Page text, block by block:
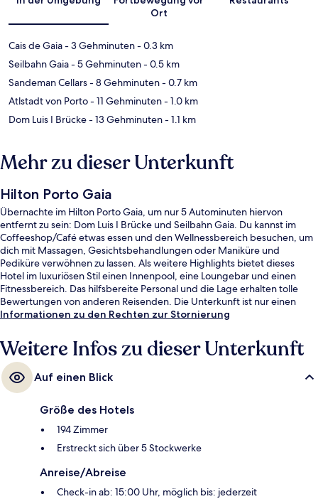
Ort
Cais de Gaia- 3 Gehminuten- 0.3 km
Seilbahn Gaia- 5 Gehminuten- 0.5 km
Sandeman Cellars- 8 Gehminuten- 0.7 km
Atlstadt von Porto- 11 Gehminuten- 1.0 km
Dom Luis I Brücke- 13 Gehminuten- 1.1 km
Mehr zu dieser Unterkunft
Hilton Porto Gaia
Übernachte im Hilton Porto Gaia, um nur 5 Autominuten hiervon
entfernt zu sein: Dom Luis I Brücke und Seilbahn Gaia. Du kannst im
Coffeeshop/Café etwas essen und den Wellnessbereich besuchen, um
dich mit Massagen, Gesichtsbehandlungen oder Maniküre und
Pediküre verwöhnen zu lassen. Als weitere Highlights bietet dieses
Hotel im luxuriösen Stil einen Innenpool, eine Loungebar und einen
Fitnessbereich. Das hilfsbereite Personal und die Lage erhalten tolle
Bewertungen von anderen Reisenden. Die Unterkunft ist nur einen
kurzen Fußmarsch von den öffentlichen Verkehrsmitteln entfernt: Zur
Informationen zu den Rechten zur Stornierung
Weitere Infos zu dieser Unterkunft
Auf einen Blick
Größe des Hotels
194 Zimmer
Erstreckt sich über 5 Stockwerke
Anreise/Abreise
Check-in ab: 15:00 Uhr, möglich bis: jederzeit